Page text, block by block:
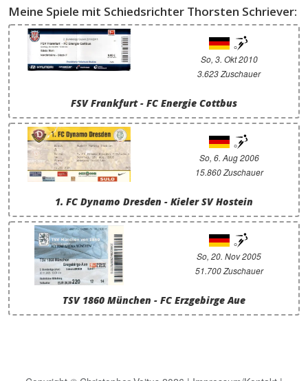
Meine Spiele mit Schiedsrichter Thorsten Schriever:
So, 3. Okt 2010
3.623 Zuschauer
FSV Frankfurt - FC Energie Cottbus
So, 6. Aug 2006
15.860 Zuschauer
1. FC Dynamo Dresden - Kieler SV Hostein
So, 20. Nov 2005
51.700 Zuschauer
TSV 1860 München - FC Erzgebirge Aue